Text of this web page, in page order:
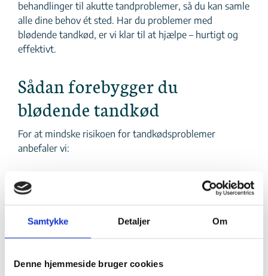
Samtykke Detaljer Om
Denne hjemmeside bruger cookies
behandlinger til akutte tandproblemer, så du kan samle
alle dine behov ét sted. Har du problemer med
blødende tandkød, er vi klar til at hjælpe – hurtigt og
effektivt.
Sådan forebygger du
blødende tandkød
For at mindske risikoen for tandkødsproblemer
anbefaler vi:
Grundig tandbørstning to gange dagligt med en
Daglig brug af tandtråd eller mellemrumsbørster
Regelmæssige besøg hos tandlægen
En sund kost og begrænset sukkerindtag